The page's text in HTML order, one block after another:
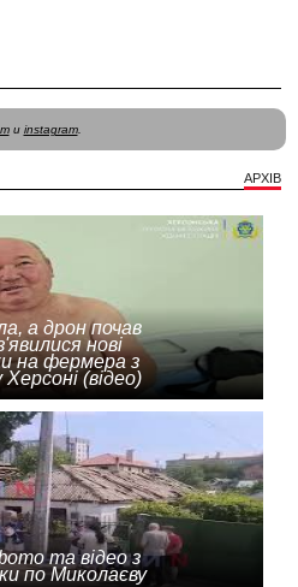
и instagram.
АРХІВ
а дрон почав
нові
на фермера з
(відео)
та відео з
по Миколаєву